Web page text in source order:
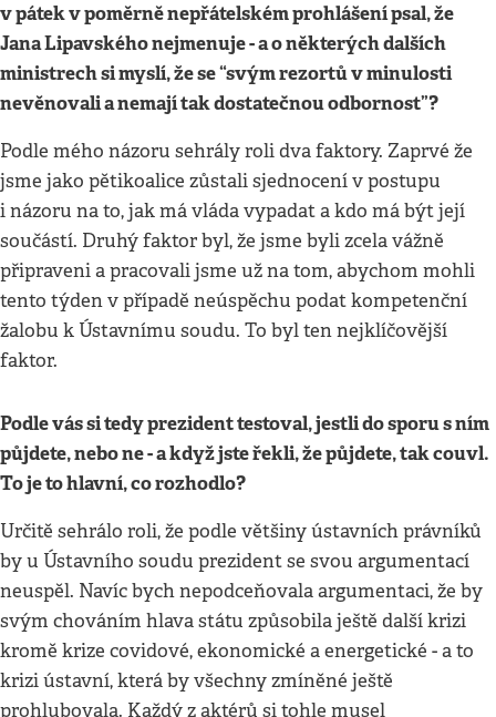
v pátek v poměrně nepřátelském prohlášení psal, že
Jana Lipavského nejmenuje - a o některých dalších
ministrech si myslí, že se“svým rezortů v minulosti
nevěnovali a nemají tak dostatečnou odbornost”?
Podle mého názoru sehrály roli dva faktory. Zaprvé že
jsme jako pětikoalice zůstali sjednocení v postupu
i názoru na to, jak má vláda vypadat a kdo má být její
součástí. Druhý faktor byl, že jsme byli zcela vážně
připraveni a pracovali jsme už na tom, abychom mohli
tento týden v případě neúspěchu podat kompetenční
žalobu k Ústavnímu soudu. To byl ten nejklíčovější
faktor.
Podle vás si tedy prezident testoval, jestli do sporu s ním
půjdete, nebo ne - a když jste řekli, že půjdete, tak couvl.
To je to hlavní, co rozhodlo?
Určitě sehrálo roli, že podle většiny ústavních právníků
by u Ústavního soudu prezident se svou argumentací
neuspěl. Navíc bych nepodceňovala argumentaci, že by
svým chováním hlava státu způsobila ještě další krizi
kromě krize covidové, ekonomické a energetické - a to
krizi ústavní, která by všechny zmíněné ještě
prohlubovala. Každý z aktérů si tohle musel